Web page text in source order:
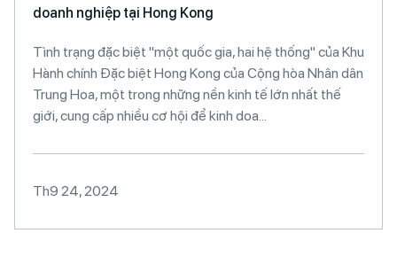
doanh nghiệp tại Hong Kong
Tình trạng đặc biệt "một quốc gia, hai hệ thống" của Khu
Hành chính Đặc biệt Hong Kong của Cộng hòa Nhân dân
Trung Hoa, một trong những nền kinh tế lớn nhất thế
giới, cung cấp nhiều cơ hội để kinh doa...
Th9 24, 2024